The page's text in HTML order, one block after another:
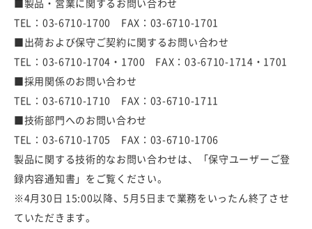
■製品・営業に関するお問い合わせ
TEL：03-6710-1700 FAX：03-6710-1701
■出荷および保守ご契約に関するお問い合わせ
TEL：03-6710-1704・1700 FAX：03-6710-1714・1701
■採用関係のお問い合わせ
TEL：03-6710-1710 FAX：03-6710-1711
■技術部門へのお問い合わせ
TEL：03-6710-1705 FAX：03-6710-1706
製品に関する技術的なお問い合わせは、「保守ユーザーご登
録内容通知書」をご覧ください。
※4月30日 15:00以降、5月5日まで業務をいったん終了させ
ていただきます。